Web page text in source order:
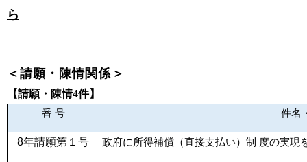
ら
＜請願・陳情関係＞
【請願・陳情4件】
番 号 件名
8年請願第１号 政府に所得補償（直接支払い）制 度の実現